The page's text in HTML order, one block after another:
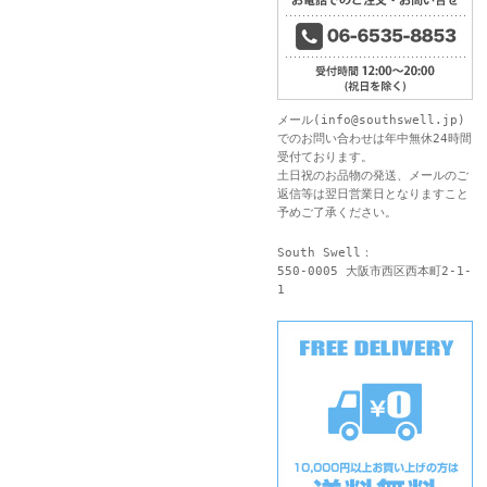
メール( info@southswell.jp )
でのお問い合わせは年中無休24時間
受付ております。
土日祝のお品物の発送、メールのご
返信等は翌日営業日となりますこと
予めご了承ください。
South Swell：
550-0005 大阪市西区西本町2-1-
1